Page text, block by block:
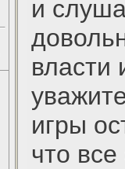
и
власти
игры
что